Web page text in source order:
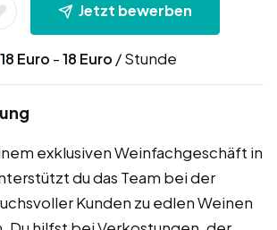
Jetzt bewerben
18 Euro -18 Euro / Stunde
exklusiven Weinfachgeschäft in
du das Team bei der
Kunden zu edlen Weinen